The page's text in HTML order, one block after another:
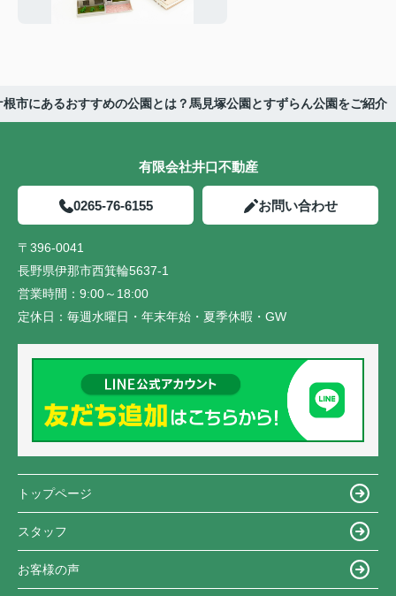
根市にあるおすすめの公園とは？馬見塚公園とすずらん公園をご紹介
有限会社井口不動産
0265-76-6155 お問い合わせ
〒396-0041
長野県伊那市西箕輪5637-1
営業時間： 9:00～18:00
定休日： 毎週水曜日・年末年始・夏季休暇・GW
トップページ
スタッフ
お客様の声